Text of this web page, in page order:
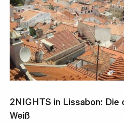
2NIGHTS in Lissabon:
Weiß